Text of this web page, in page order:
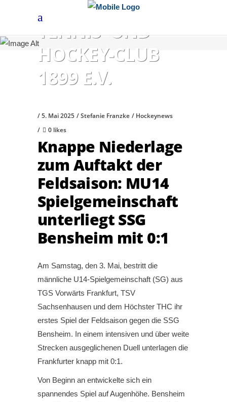
HÖCHSTER
TENNIS- UND
HOCKEY-CLUB
1899 E.V.
5. Mai 2025 Stefanie Franzke
Hockeynews
0 likes
Knappe Niederlage
zum Auftakt der
Feldsaison: MU14
Spielgemeinschaft
unterliegt SSG
Bensheim mit 0:1
Am Samstag, den 3. Mai, bestritt die
männliche U14-Spielgemeinschaft (SG) aus
TGS Vorwärts Frankfurt, TSV
Sachsenhausen und dem Höchster THC ihr
erstes Spiel der Feldsaison gegen die SSG
Bensheim. In einem intensiven und über weite
Strecken ausgeglichenen Duell unterlagen die
Frankfurter knapp mit 0:1.
Von Beginn an entwickelte sich ein
spannendes Spiel auf Augenhöhe. Bensheim